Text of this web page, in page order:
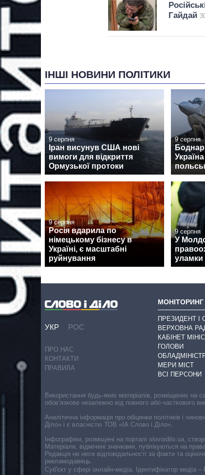
Гайдай
ІНШІ НОВИНИ ПОЛІТИКИ
9 серпня
Іран висунув США нові
вимоги для відкриття
Ормузької протоки
9 серпня
9 серпня
Росія вдарила по
німецькому бізнесу в
Україні, є масштабні
руйнування
9 серпня
У
УКР РОС
ПРО НАС
КОНТАКТИ
ПРАВИЛА
МОНІТОРИНГ
ПРЕЗИДЕНТ І
ВЕРХОВНА
КАБІНЕТ
ГОЛОВИ
МЕРИ МІСТ
ВСІ ПЕРСОНИ
Cуб'єкт у сфері онлайн-медіа. Ідентифікатор медіа –
Використання будь-яких матеріалів, розміщених на
обов’язкове незалежно від повного або часткового
Аналітична інформація про обіцянки політиків і
Діло» і є власністю ТОВ «ІА Слово і Діло».
Інфографіки, розміщені на порталі slovoidilo.ua,
Матеріали, відмічені значками, публікуються на
Редакція не несе відповідальності за факти та
рекламодавець.